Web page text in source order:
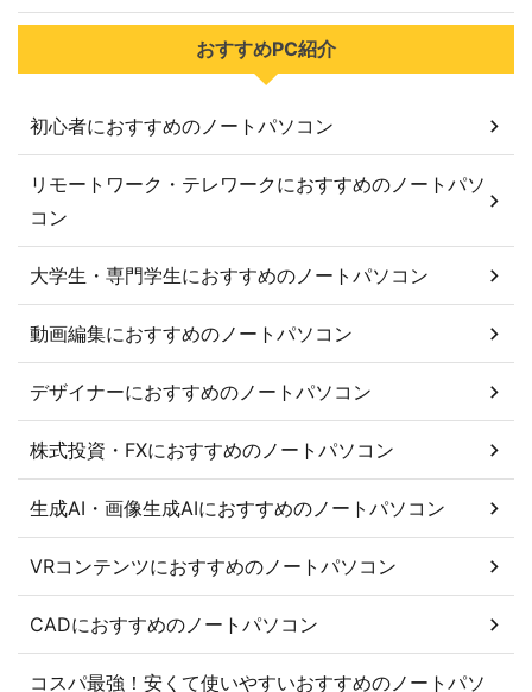
おすすめPC紹介
初心者におすすめのノートパソコン
リモートワーク・テレワークにおすすめのノートパソ
コン
大学生・専門学生におすすめのノートパソコン
動画編集におすすめのノートパソコン
デザイナーにおすすめのノートパソコン
株式投資・FXにおすすめのノートパソコン
生成AI・画像生成AIにおすすめのノートパソコン
VRコンテンツにおすすめのノートパソコン
CADにおすすめのノートパソコン
コスパ最強！安くて使いやすいおすすめのノートパソ